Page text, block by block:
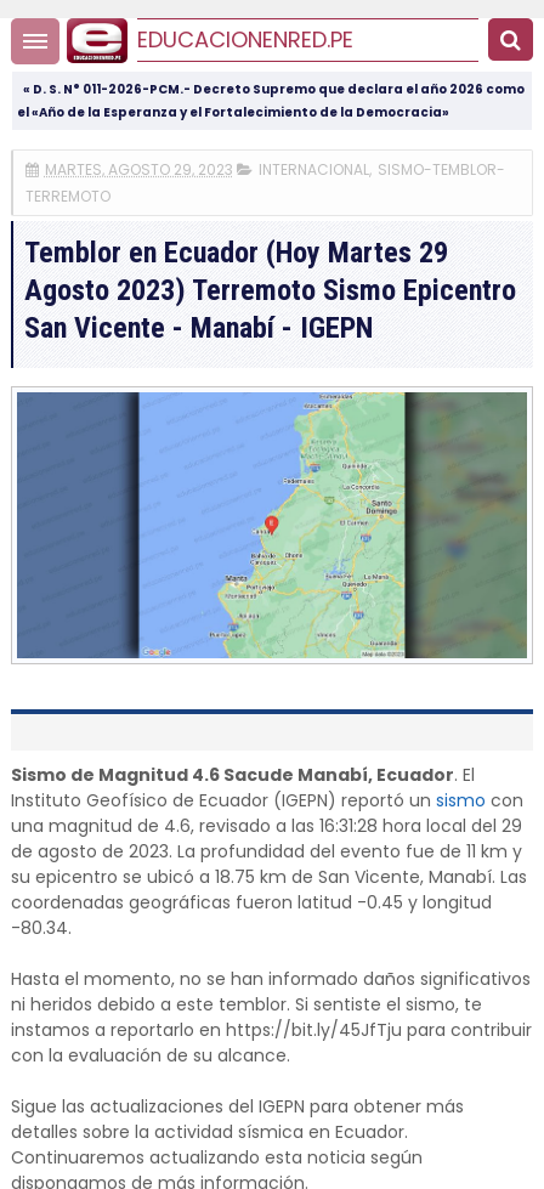
EDUCACIONENRED.PE
« D. S. N° 011-2026-PCM.- Decreto Supremo que declara el año 2026 como
el «Año de la Esperanza y el Fortalecimiento de la Democracia»
MARTES, AGOSTO 29, 2023 INTERNACIONAL, SISMO-TEMBLOR-
TERREMOTO
Temblor en Ecuador (Hoy Martes 29
Agosto 2023) Terremoto Sismo Epicentro
San Vicente - Manabí - IGEPN
Sismo de Magnitud 4.6 Sacude Manabí, Ecuador. El
Instituto Geofísico de Ecuador (IGEPN) reportó un sismo con
una magnitud de 4.6, revisado a las 16:31:28 hora local del 29
de agosto de 2023. La profundidad del evento fue de 11 km y
su epicentro se ubicó a 18.75 km de San Vicente, Manabí. Las
coordenadas geográficas fueron latitud -0.45 y longitud
-80.34.
Hasta el momento, no se han informado daños significativos
ni heridos debido a este temblor. Si sentiste el sismo, te
instamos a reportarlo en https://bit.ly/45JfTju para contribuir
con la evaluación de su alcance.
Sigue las actualizaciones del IGEPN para obtener más
detalles sobre la actividad sísmica en Ecuador.
Continuaremos actualizando esta noticia según
dispongamos de más información.